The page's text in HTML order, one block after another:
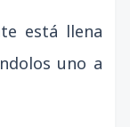
está llena
uno a